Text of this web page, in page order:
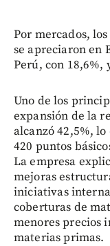
Por mercados,
se apreciaron en
Perú, con 18,6%,
Uno de los
expansión de la
alcanzó 42,5%,
420 puntos
La empresa
mejoras
iniciativas
coberturas de
menores precios
materias primas.